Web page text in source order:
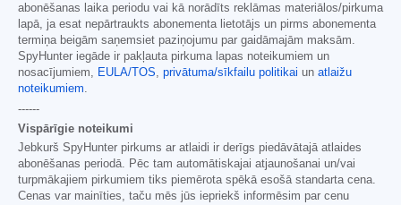
abonēšanas laika periodu vai kā norādīts reklāmas materiālos/pirkuma
lapā, ja esat nepārtraukts abonementa lietotājs un pirms abonementa
termiņa beigām saņemsiet paziņojumu par gaidāmajām maksām.
SpyHunter iegāde ir pakļauta pirkuma lapas noteikumiem un
nosacījumiem, EULA/TOS, privātuma/sīkfailu politikai un atlaižu
noteikumiem.
------
Vispārīgie noteikumi
Jebkurš SpyHunter pirkums ar atlaidi ir derīgs piedāvātajā atlaides
abonēšanas periodā. Pēc tam automātiskajai atjaunošanai un/vai
turpmākajiem pirkumiem tiks piemērota spēkā esošā standarta cena.
Cenas var mainīties, taču mēs jūs iepriekš informēsim par cenu